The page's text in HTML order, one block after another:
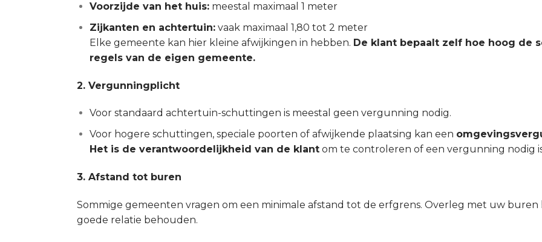
Voorzijde van het huis:meestal maximaal 1 meter
Zijkanten en achtertuin:vaak maximaal 1,80 tot 2 meter
Elke gemeente kan hier kleine afwijkingen in hebben. De klant bepaalt zelf hoe hoog de
regels van de eigen gemeente.
2. Vergunningplicht
Voor standaard achtertuin-schuttingen is meestal geen vergunning nodig.
Voor hogere schuttingen, speciale poorten of afwijkende plaatsing kan een
Het is de verantwoordelijkheid van de klantom te controleren of een vergunning nodig
3. Afstand tot buren
Sommige gemeenten vragen om een minimale afstand tot de erfgrens. Overleg met uw
goede relatie behouden.